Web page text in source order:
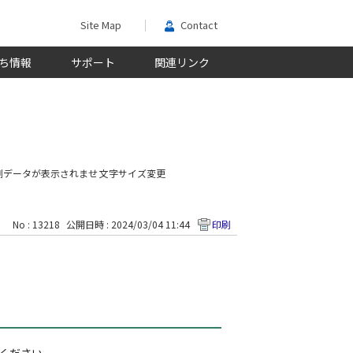
Site Map Contact
情報 サポート 関連リンク
文字サイズ変更
ータが表示されませ
No : 13218 公開日時 : 2024/03/04 11:44 印刷